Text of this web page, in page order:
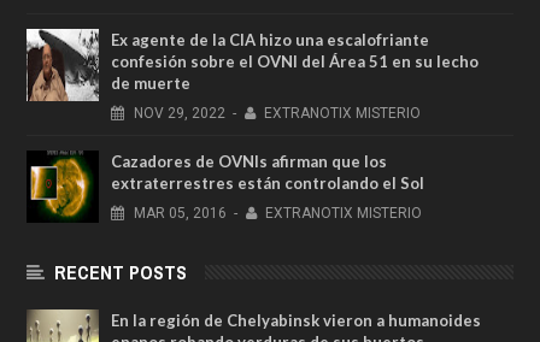
Ex agente de la CIA hizo una escalofriante
confesión sobre el OVNI del Área 51 en su lecho
de muerte
NOV 29, 2022 - EXTRANOTIX MISTERIO
Cazadores de OVNIs afirman que los
extraterrestres están controlando el Sol
MAR 05, 2016 - EXTRANOTIX MISTERIO
RECENT POSTS
En la región de Chelyabinsk vieron a humanoides